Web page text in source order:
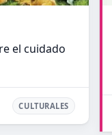
el cuidado
CULTURALES